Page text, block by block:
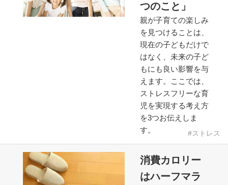
つのこと」
親が子育ての楽しみ
を見つけることは、
現在の子どもだけで
はなく、未来の子ど
もにも良い影響を与
えます。ここでは、
ストレスフリーな育
児を実現する考え方
を3つお伝えしま
す。
ストレス
消費カロリー
はハーフマラ